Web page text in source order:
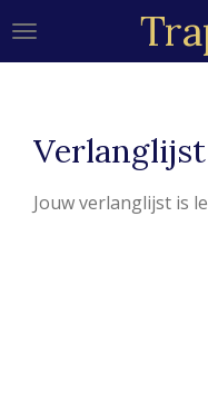
Ga
Verlanglijst
Jouw verlanglijst is